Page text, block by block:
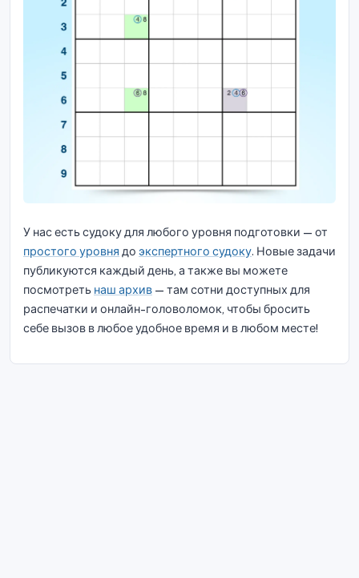
У нас есть судоку для любого уровня подготовки — от
простого уровня до экспертного судоку. Новые задачи
публикуются каждый день, а также вы можете
посмотреть наш архив — там сотни доступных для
распечатки и онлайн-головоломок, чтобы бросить
себе вызов в любое удобное время и в любом месте!